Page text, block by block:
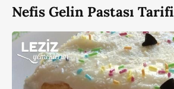
Nefis Gelin Pastası Tarifi